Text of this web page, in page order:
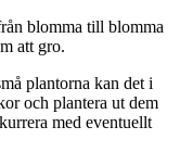
blomma till blomma
att gro.
plantorna kan det i
och plantera ut dem
med eventuellt